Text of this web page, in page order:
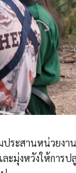
ประสานหน่วยงา
ะมุ่งหวังให้การป